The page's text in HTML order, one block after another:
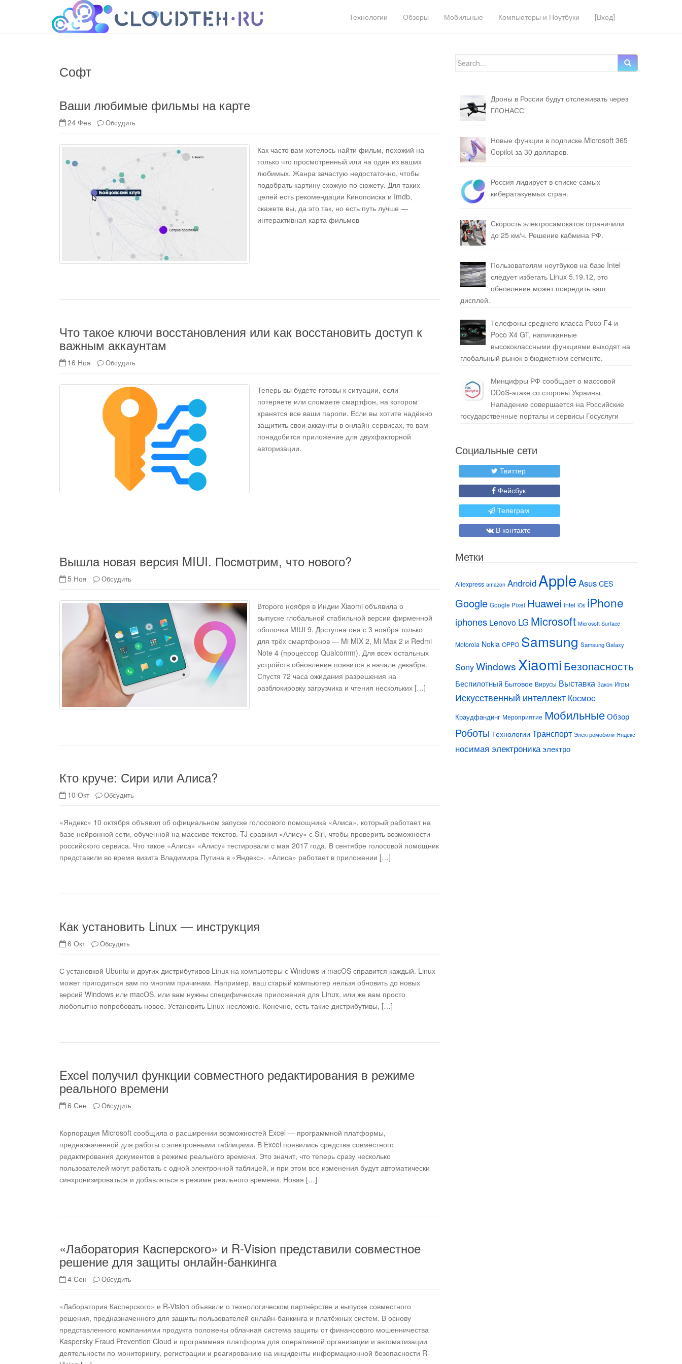
Облако технологий
cloudteh.ru
Технологии
Обзоры Мобильные Компьютеры и Ноутбуки [Вход]
Софт
Ваши любимые фильмы на карте
24 Фев Обсудить
Как часто вам хотелось найти фильм, похожий на
только что просмотренный или на один из ваших
любимых. Жанра зачастую недостаточно, чтобы
подобрать картину схожую по сюжету. Для таких
целей есть рекомендации Кинопоиска и Imdb,
скажете вы, да это так, но есть путь лучше —
интерактивная карта фильмов
Что такое ключи восстановления или как восстановить доступ к
важным аккаунтам
16 Ноя Обсудить
Теперь вы будете готовы к ситуации, если
потеряете или сломаете смартфон, на котором
хранятся все ваши пароли. Если вы хотите надёжно
защитить свои аккаунты в онлайн-сервисах, то вам
понадобится приложение для двухфакторной
авторизации.
Вышла новая версия MIUI. Посмотрим, что нового?
5 Ноя Обсудить
Второго ноября в Индии Xiaomi объявила о
выпуске глобальной стабильной версии фирменной
оболочки MIUI 9. Доступна она с 3 ноября только
для трёх смартфонов — Mi MIX 2, Mi Max 2 и Redmi
Note 4 (процессор Qualcomm). Для всех остальных
устройств обновление появится в начале декабря.
Спустя 72 часа ожидания разрешения на
разблокировку загрузчика и чтения нескольких […]
Кто круче: Сири или Алиса?
10 Окт Обсудить
«Яндекс» 10 октября объявил об официальном запуске голосового помощника «Алиса», который работает на
базе нейронной сети, обученной на массиве текстов. TJ сравнил «Алису» с Siri, чтобы проверить возможности
российского сервиса. Что такое «Алиса» «Алису» тестировали с мая 2017 года. В сентябре голосовой помощник
представили во время визита Владимира Путина в «Яндекс». «Алиса» работает в приложении […]
Как установить Linux — инструкция
6 Окт Обсудить
С установкой Ubuntu и других дистрибутивов Linux на компьютеры с Windows и macOS справится каждый. Linux
может пригодиться вам по многим причинам. Например, ваш старый компьютер нельзя обновить до новых
версий Windows или macOS, или вам нужны специфические приложения для Linux, или же вам просто
любопытно попробовать новое. Установить Linux несложно. Конечно, есть такие дистрибутивы, […]
Excel получил функции совместного редактирования в режиме
реального времени
6 Сен Обсудить
Корпорация Microsoft сообщила о расширении возможностей Excel — программной платформы,
предназначенной для работы с электронными таблицами. В Excel появились средства совместного
редактирования документов в режиме реального времени. Это значит, что теперь сразу несколько
пользователей могут работать с одной электронной таблицей, и при этом все изменения будут автоматически
синхронизироваться и добавляться в режиме реального времени. Новая […]
«Лаборатория Касперского» и R-Vision представили совместное
решение для защиты онлайн-банкинга
4 Сен Обсудить
«Лаборатория Касперского» и R-Vision объявили о технологическом партнёрстве и выпуске совместного
решения, предназначенного для защиты пользователей онлайн-банкинга и платёжных систем. В основу
представленного компаниями продукта положены облачная система защиты от финансового мошенничества
Kaspersky Fraud Prevention Cloud и программная платформа для оперативной организации и автоматизации
деятельности по мониторингу, регистрации и реагированию на инциденты информационной безопасности R-
Search for:
Дроны в России будут отслеживать через
ГЛОНАСС
Новые функции в подписке Microsoft 365
Copilot за 30 долларов.
Россия лидирует в списке самых
кибератакуемых стран.
Скорость электросамокатов ограничили
до 25 км/ч. Решение кабмина РФ.
Пользователям ноутбуков на базе Intel
следует избегать Linux 5.19.12, это
обновление может повредить ваш
дисплей.
Телефоны среднего класса Poco F4 и
Poco X4 GT, напичканные
высококлассными функциями выходят на
глобальный рынок в бюджетном сегменте.
Минцифры РФ сообщает о массовой
DDoS-атаке со стороны Украины.
Нападение совершается на Российские
государственные порталы и сервисы Госуслуги
Социальные сети
Твиттер
Фейсбук
Телеграм
В контакте
Метки
Aliexpress amazon Android Apple Asus CES
Google Google Pixel Huawei Intel iOs iPhone
iphones Lenovo LG Microsoft Microsoft Surface
Motorola Nokia OPPO Samsung Samsung Galaxy
SonyWindowsXiaomi Безопасность
Беспилотный Бытовое Вирусы Выставка Закон Игры
Искусственный интеллект Космос
Краудфандинг Мероприятие МобильныеОбзор
Роботы Технологии Транспорт Электромобили Яндекс
носимая электроникаэлектро